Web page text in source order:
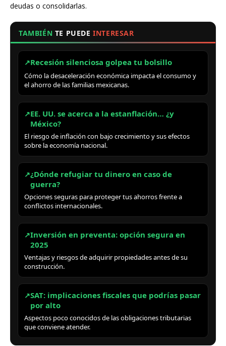
deudas o consolidarlas.
TAMBIÉN TE PUEDE INTERESAR
↗Recesión silenciosa golpea tu bolsillo
Cómo la desaceleración económica impacta el consumo y
el ahorro de las familias mexicanas.
↗EE. UU. se acerca a la estanflación… ¿y
México?
El riesgo de inflación con bajo crecimiento y sus efectos
sobre la economía nacional.
↗¿Dónde refugiar tu dinero en caso de
guerra?
Opciones seguras para proteger tus ahorros frente a
conflictos internacionales.
↗Inversión en preventa: opción segura en
2025
Ventajas y riesgos de adquirir propiedades antes de su
construcción.
↗SAT: implicaciones fiscales que podrías pasar
por alto
Aspectos poco conocidos de las obligaciones tributarias
que conviene atender.